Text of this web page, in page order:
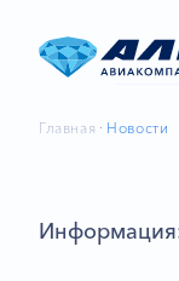
Главная Новости